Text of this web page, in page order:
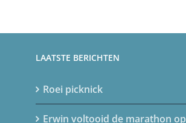
LAATSTE BERICHTEN
Roei picknick
Erwin voltooid de marathon op